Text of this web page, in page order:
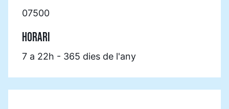
07500
HORARI
7 a 22h - 365 dies de l'any